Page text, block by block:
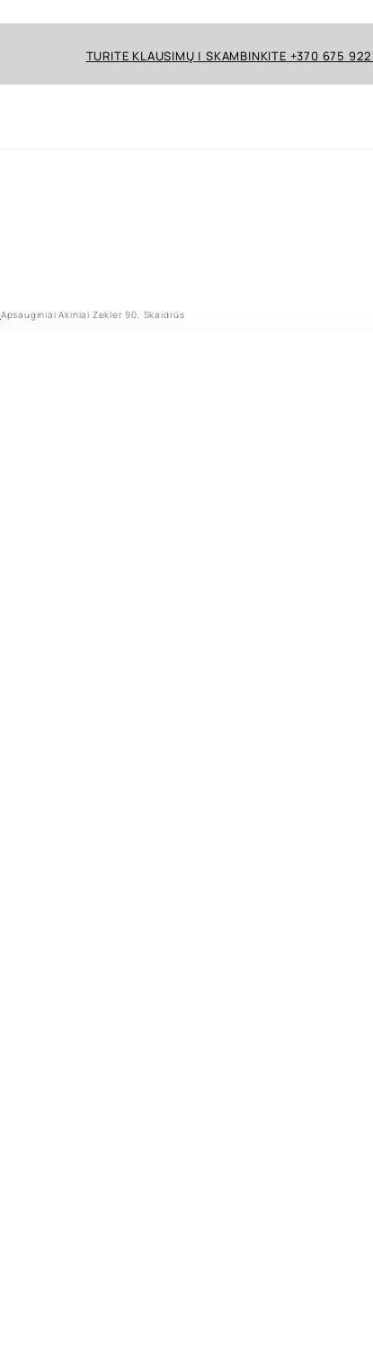
TURITE KLAUSIMŲ | SKAMBINKITE +370 675
Apsauginiai Akiniai Zekler 90, Skaidrūs